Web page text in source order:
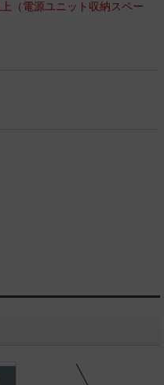
（電源ユニット収納スペー